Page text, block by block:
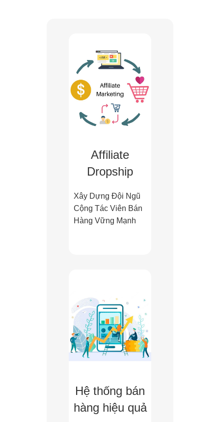
Affiliate
Dropship
Xây Dựng Đội Ngũ
Cộng Tác Viên Bán
Hàng Vững Mạnh
Hệ thống bán
hàng hiệu quả